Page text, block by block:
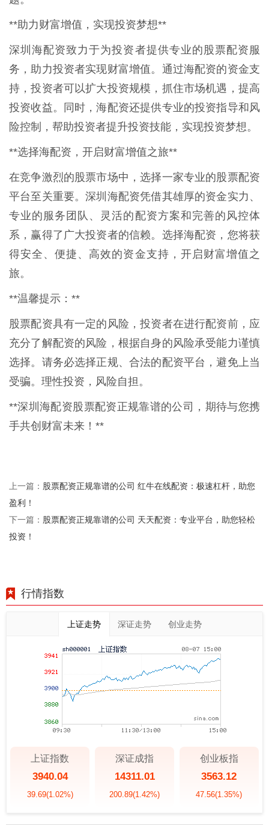
**助力财富增值，实现投资梦想**
深圳海配资致力于为投资者提供专业的股票配资服
务，助力投资者实现财富增值。通过海配资的资金支
持，投资者可以扩大投资规模，抓住市场机遇，提高
投资收益。同时，海配资还提供专业的投资指导和风
险控制，帮助投资者提升投资技能，实现投资梦想。
**选择海配资，开启财富增值之旅**
在竞争激烈的股票市场中，选择一家专业的股票配资
平台至关重要。深圳海配资凭借其雄厚的资金实力、
专业的服务团队、灵活的配资方案和完善的风控体
系，赢得了广大投资者的信赖。选择海配资，您将获
得安全、便捷、高效的资金支持，开启财富增值之
旅。
**温馨提示：**
股票配资具有一定的风险，投资者在进行配资前，应
充分了解配资的风险，根据自身的风险承受能力谨慎
选择。请务必选择正规、合法的配资平台，避免上当
受骗。理性投资，风险自担。
**深圳海配资股票配资正规靠谱的公司，期待与您携
手共创财富未来！**
上一篇： 股票配资正规靠谱的公司 红牛在线配资：极速杠杆，助您
盈利！
下一篇： 股票配资正规靠谱的公司 天天配资：专业平台，助您轻松
投资！
行情指数
上证走势 深证走势 创业走势
上证指数
3940.04
39.69(1.02%)
深证成指
14311.01
200.89(1.42%)
创业板指
3563.12
47.56(1.35%)